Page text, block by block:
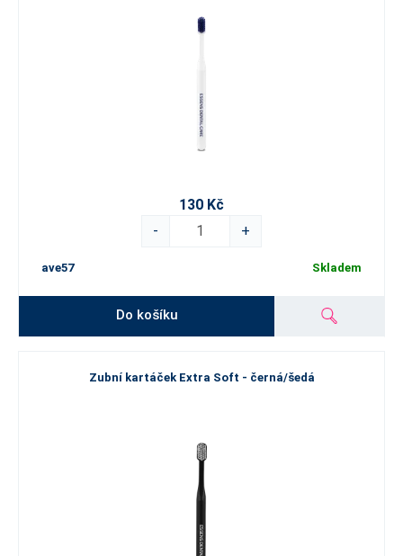
130 Kč
-
+
ave57 Skladem
Do košíku
Zubní kartáček Extra Soft - černá/šedá